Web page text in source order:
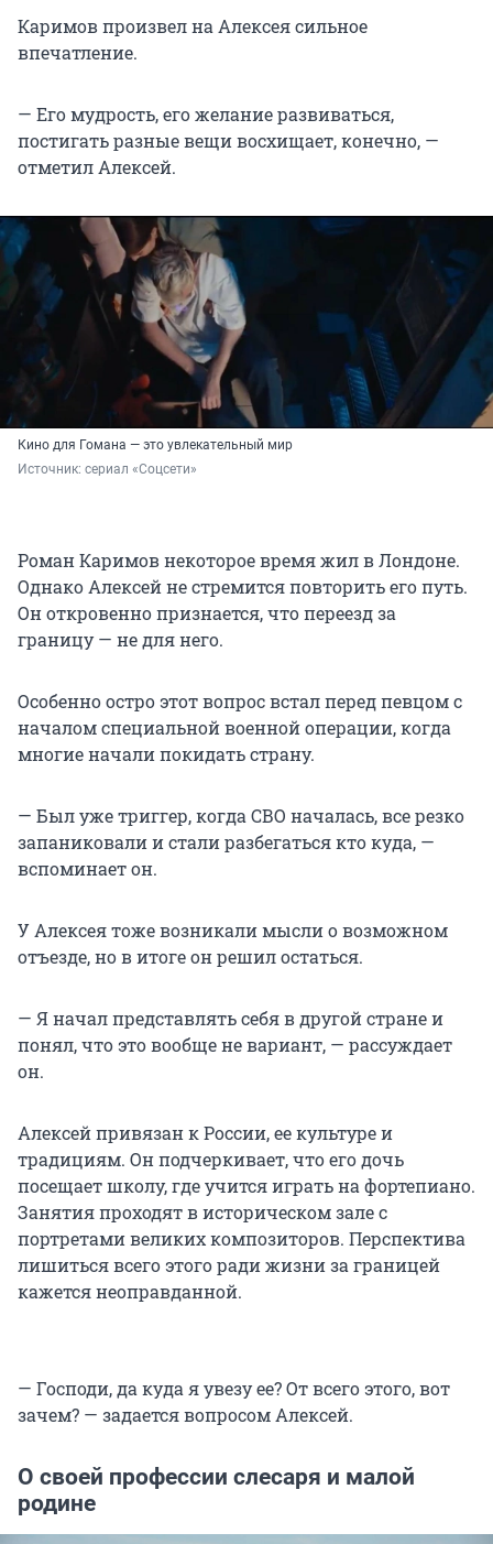
Каримов произвел на Алексея сильное
впечатление.
— Его мудрость, его желание развиваться,
постигать разные вещи восхищает, конечно, —
отметил Алексей.
Кино для Гомана — это увлекательный мир
Источник: сериал «Соцсети»
Роман Каримов некоторое время жил в Лондоне.
Однако Алексей не стремится повторить его путь.
Он откровенно признается, что переезд за
границу — не для него.
Особенно остро этот вопрос встал перед певцом с
началом специальной военной операции, когда
многие начали покидать страну.
— Был уже триггер, когда СВО началась, все резко
запаниковали и стали разбегаться кто куда, —
вспоминает он.
У Алексея тоже возникали мысли о возможном
отъезде, но в итоге он решил остаться.
— Я начал представлять себя в другой стране и
понял, что это вообще не вариант, — рассуждает
он.
Алексей привязан к России, ее культуре и
традициям. Он подчеркивает, что его дочь
посещает школу, где учится играть на фортепиано.
Занятия проходят в историческом зале с
портретами великих композиторов. Перспектива
лишиться всего этого ради жизни за границей
кажется неоправданной.
— Господи, да куда я увезу ее? От всего этого, вот
зачем? — задается вопросом Алексей.
О своей профессии слесаря и малой
родине